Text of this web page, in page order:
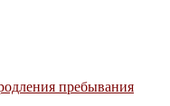
пребывания